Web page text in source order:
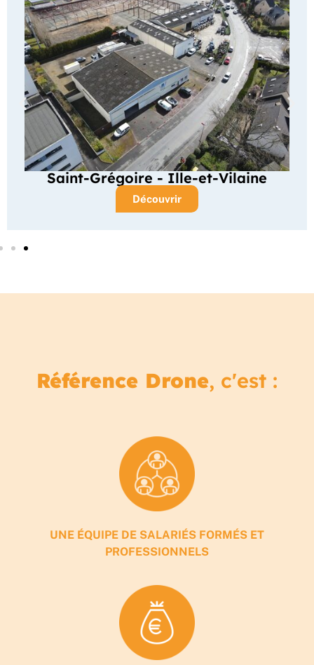
Saint-Grégoire - Ille-et-Vilaine
Découvrir
Référence Drone, c'est :
UNE ÉQUIPE DE SALARIÉS FORMÉS ET
PROFESSIONNELS